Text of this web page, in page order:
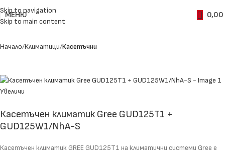
Skip to navigation
Skip to main content
МЕНЮ 0,00
Начало Климатици Касетъчни
Увеличи
Касетъчен климатик Gree GUD125T1 +
GUD125W1/NhA-S
Касетъчен климатик GREE GUD125T1 на климатични системи Gree е